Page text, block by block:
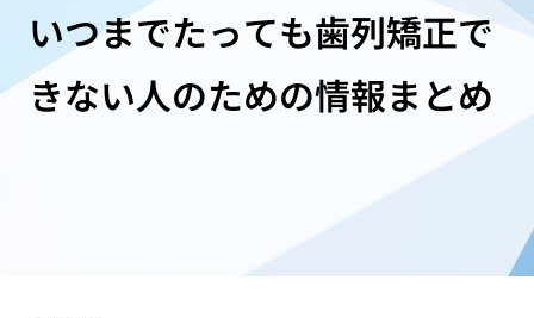
いつまでたっても歯列矯正で
きない人のための情報まとめ